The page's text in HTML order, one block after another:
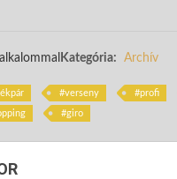
Kategória: Archív
verseny profi
giro